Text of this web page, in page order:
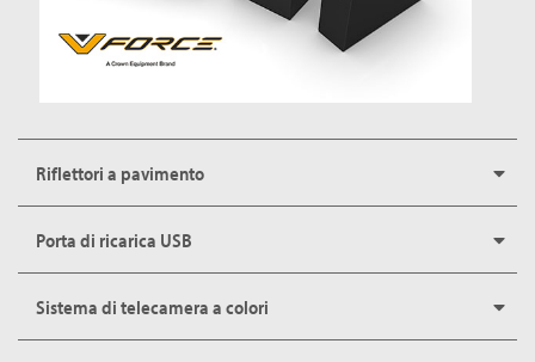
Riflettori a pavimento
Porta di ricarica USB
Sistema di telecamera a colori